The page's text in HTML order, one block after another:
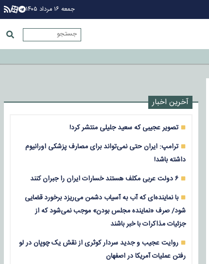
جمعه ۱۶ مرداد ۱۴۰۵
آخرین اخبار
تصویر عجیبی که سعید جلیلی منتشر کرد!
ترامپ: ایران حتی نمی‌تواند برای مصارف پزشکی اورانیوم
داشته باشد!
۶ دولت عربی مکلف هستند خسارات ایران را جبران کنند
با نماینده‌ای که آب به آسیاب دشمن می‌ریزد برخورد قضایی
شود/ صرف «نماینده مجلس بودن» موجب نمی‌شود که از
جزئیات مذاکرات با خبر باشند
روایت عجیب و جدید سردار کوثری از نقش یک چوپان در لو
رفتن عملیات آمریکا در اصفهان